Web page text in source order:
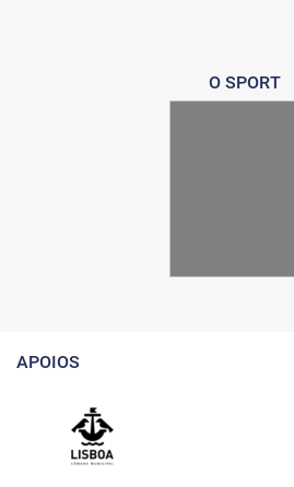
O SPORT
APOIOS